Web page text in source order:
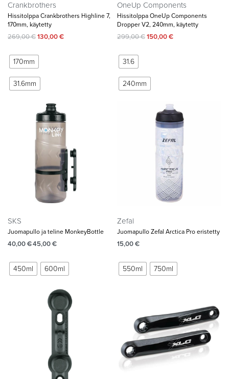
Crankbrothers
Hissitolppa Crankbrothers Highline 7,
170mm, käytetty
269,00€130,00€
170mm
31.6mm
OneUp Components
Hissitolppa OneUp Components
Dropper V2, 240mm, käytetty
299,00€150,00€
31.6
240mm
SKS
Juomapullo ja teline MonkeyBottle
40,00€45,00€
450ml 600ml
Zefal
Juomapullo Zefal Arctica Pro eristetty
15,00€
550ml 750ml